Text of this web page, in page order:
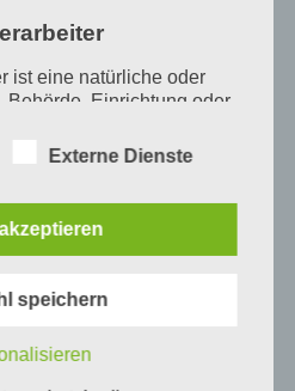
und war ungeheuer
bei uns, sie ließ sich
fühlte sich bei
ist eine natürliche oder
Behörde, Einrichtung oder
verarbeitet.
natürliche oder juristische
oder andere
unabhängig davon, ob es
im Rahmen eines
Externe Dienste
speichern